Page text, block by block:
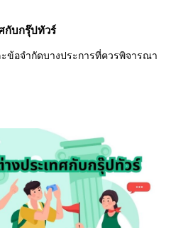
กับกรุ๊ปทัวร์
ข้อจำกัดบางประการที่ควรพิจารณา